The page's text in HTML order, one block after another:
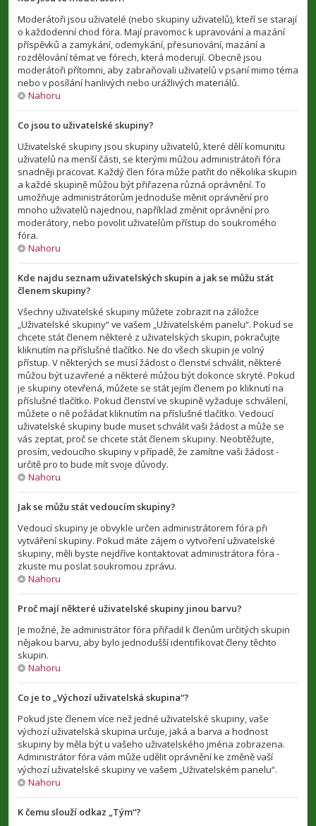
Moderátoři jsou uživatelé (nebo skupiny uživatelů), kteří se starají
o každodenní chod fóra. Mají pravomoc k upravování a mazání
příspěvků a zamykání, odemykání, přesunování, mazání a
rozdělování témat ve fórech, která moderují. Obecně jsou
moderátoři přítomni, aby zabraňovali uživatelů v psaní mimo téma
nebo v posílání hanlivých nebo urážlivých materiálů.
Nahoru
Co jsou to uživatelské skupiny?
Uživatelské skupiny jsou skupiny uživatelů, které dělí komunitu
uživatelů na menší části, se kterými můžou administrátoři fóra
snadněji pracovat. Každý člen fóra může patřit do několika skupin
a každé skupině můžou být přiřazena různá oprávnění. To
umožňuje administrátorům jednoduše měnit oprávnění pro
mnoho uživatelů najednou, například změnit oprávnění pro
moderátory, nebo povolit uživatelům přístup do soukromého
fóra.
Nahoru
Kde najdu seznam uživatelských skupin a jak se můžu stát
členem skupiny?
Všechny uživatelské skupiny můžete zobrazit na záložce
„Uživatelské skupiny“ ve vašem „Uživatelském panelu“. Pokud se
chcete stát členem některé z uživatelských skupin, pokračujte
kliknutím na příslušné tlačítko. Ne do všech skupin je volný
přístup. V některých se musí žádost o členství schválit, některé
můžou být uzavřené a některé můžou být dokonce skryté. Pokud
je skupiny otevřená, můžete se stát jejím členem po kliknutí na
příslušné tlačítko. Pokud členství ve skupině vyžaduje schválení,
můžete o ně požádat kliknutím na příslušné tlačítko. Vedoucí
uživatelské skupiny bude muset schválit vaši žádost a může se
vás zeptat, proč se chcete stát členem skupiny. Neobtěžujte,
prosím, vedoucího skupiny v případě, že zamítne vaši žádost -
určitě pro to bude mít svoje důvody.
Nahoru
Jak se můžu stát vedoucím skupiny?
Vedoucí skupiny je obvykle určen administrátorem fóra při
vytváření skupiny. Pokud máte zájem o vytvoření uživatelské
skupiny, měli byste nejdříve kontaktovat administrátora fóra -
zkuste mu poslat soukromou zprávu.
Nahoru
Proč mají některé uživatelské skupiny jinou barvu?
Je možné, že administrátor fóra přiřadil k členům určitých skupin
nějakou barvu, aby bylo jednodušší identifikovat členy těchto
skupin.
Nahoru
Co je to „Výchozí uživatelská skupina“?
Pokud jste členem více než jedné uživatelské skupiny, vaše
výchozí uživatelská skupina určuje, jaká a barva a hodnost
skupiny by měla být u vašeho uživatelského jména zobrazena.
Administrátor fóra vám může udělit oprávnění ke změně vaší
výchozí uživatelské skupiny ve vašem „Uživatelském panelu“.
Nahoru
K čemu slouží odkaz „Tým“?